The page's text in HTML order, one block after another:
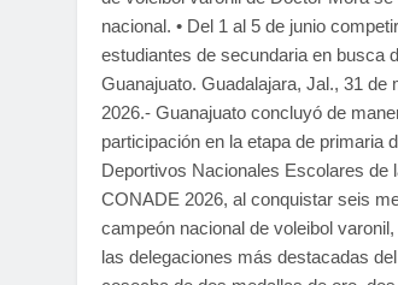
nacional. • Del 1 al 5 de junio
estudiantes de secundaria en busca
Guanajuato. Guadalajara, Jal., 31 de
2026.- Guanajuato concluyó de
participación en la etapa de primaria
Deportivos Nacionales Escolares de
CONADE 2026, al conquistar seis
campeón nacional de voleibol
las delegaciones más destacadas